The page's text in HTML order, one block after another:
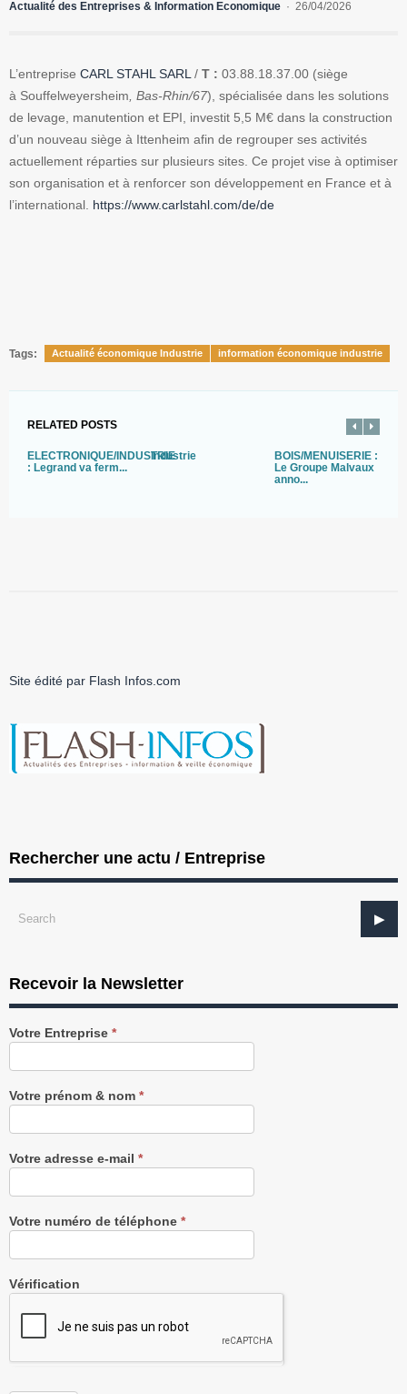
Actualité des Entreprises & Information Economique 26/04/2026
L’entreprise CARL STAHL SARL/ T : 03.88.18.37.00 (siège
à Souffelweyersheim, Bas-Rhin/67), spécialisée dans les solutions
de levage, manutention et EPI, investit 5,5 M€ dans la construction
d’un nouveau siège à Ittenheim afin de regrouper ses activités
actuellement réparties sur plusieurs sites. Ce projet vise à optimiser
son organisation et à renforcer son développement en France et à
l’international. https://www.carlstahl.com/de/de
Tags: Actualité économique Industrie information économique industrie
RELATED POSTS
ELECTRONIQUE/INDUSTRIE
: Legrand va ferm...
Industrie
BOIS/MENUISERIE :
Le Groupe Malvaux
anno...
Site édité par Flash Infos.com
Rechercher une actu / Entreprise
Recevoir la Newsletter
Recevez
notre
gratuitement
Votre Entreprise *
Votre prénom & nom *
Votre adresse e-mail *
Votre numéro de téléphone *
Vérification